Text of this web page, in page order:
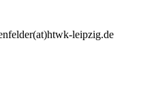
leipzig.de